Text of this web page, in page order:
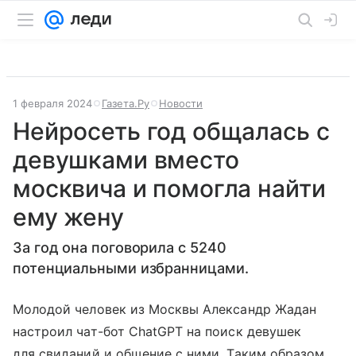
1 февраля 2024 Газета.Ру Новости
Нейросеть год общалась с
девушками вместо
москвича и помогла найти
ему жену
За год она поговорила с 5240
потенциальными избранницами.
Молодой человек из Москвы Александр Жадан
настроил чат-бот ChatGPT на поиск девушек